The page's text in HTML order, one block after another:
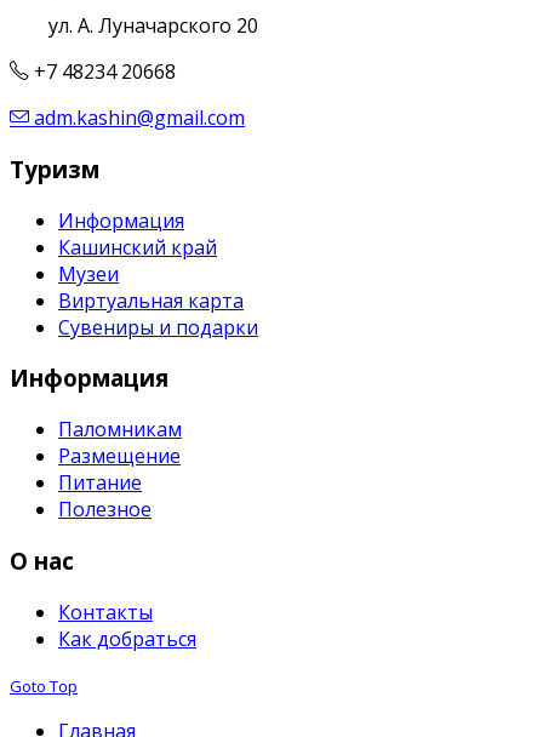
ул. А. Луначарского 20
+7 48234 20668
adm.kashin@gmail.com
Туризм
Информация
Кашинский край
Музеи
Виртуальная карта
Сувениры и подарки
Информация
Паломникам
Размещение
Питание
Полезное
О нас
Контакты
Как добраться
Goto Top
Главная